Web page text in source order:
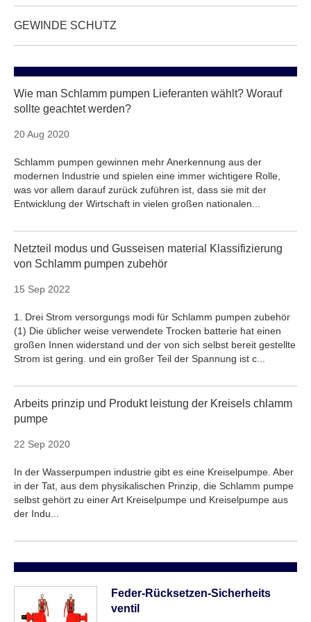
GEWINDE SCHUTZ
Wie man Schlamm pumpen Lieferanten wählt? Worauf
sollte geachtet werden?
20 Aug 2020
Schlamm pumpen gewinnen mehr Anerkennung aus der
modernen Industrie und spielen eine immer wichtigere Rolle,
was vor allem darauf zurück zuführen ist, dass sie mit der
Entwicklung der Wirtschaft in vielen großen nationalen...
Netzteil modus und Gusseisen material Klassifizierung
von Schlamm pumpen zubehör
15 Sep 2022
1. Drei Strom versorgungs modi für Schlamm pumpen zubehör
(1) Die üblicher weise verwendete Trocken batterie hat einen
großen Innen widerstand und der von sich selbst bereit gestellte
Strom ist gering. und ein großer Teil der Spannung ist c...
Arbeits prinzip und Produkt leistung der Kreisels chlamm
pumpe
22 Sep 2020
In der Wasserpumpen industrie gibt es eine Kreiselpumpe. Aber
in der Tat, aus dem physikalischen Prinzip, die Schlamm pumpe
selbst gehört zu einer Art Kreiselpumpe und Kreiselpumpe aus
der Indu...
Feder-Rücksetzen-Sicherheits
ventil